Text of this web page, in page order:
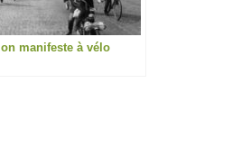
manifeste à vélo